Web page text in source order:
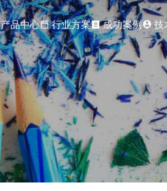
产品中心 行业方案 成功案例 技